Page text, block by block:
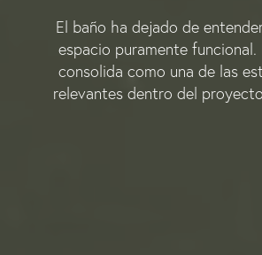
El baño ha dejado de
espacio puramente
consolida como una de las
relevantes dentro del